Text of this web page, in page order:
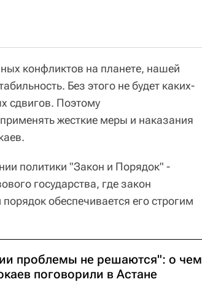
конфликтов на планете, нашей
Без этого не будет каких-
сдвигов. Поэтому
жесткие меры и наказания
политики "Закон и Порядок" -
государства, где закон
обеспечивается его строгим
проблемы не решаются": о чем
поговорили в Астане